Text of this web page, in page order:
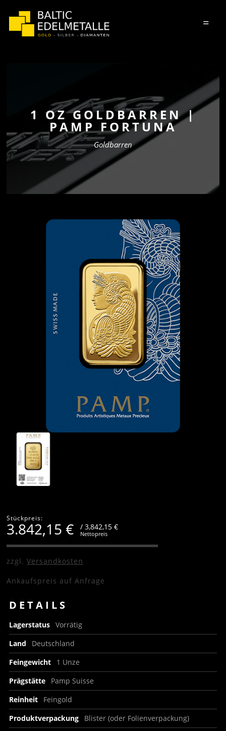
=
1 OZ GOLDBARREN |
PAMP FORTUNA
Goldbarren
Stückpreis:
3.842,15 € / 3,842,15 €
Nettopreis
zzgl. Versandkosten
Ankaufspreis auf Anfrage
DETAILS
Lagerstatus Vorrätig
Land
Deutschland
Feingewicht
1 Unze
Prägstätte
Pamp Suisse
Reinheit
Feingold
Produktverpackung
Blister (oder Folienverpackung)